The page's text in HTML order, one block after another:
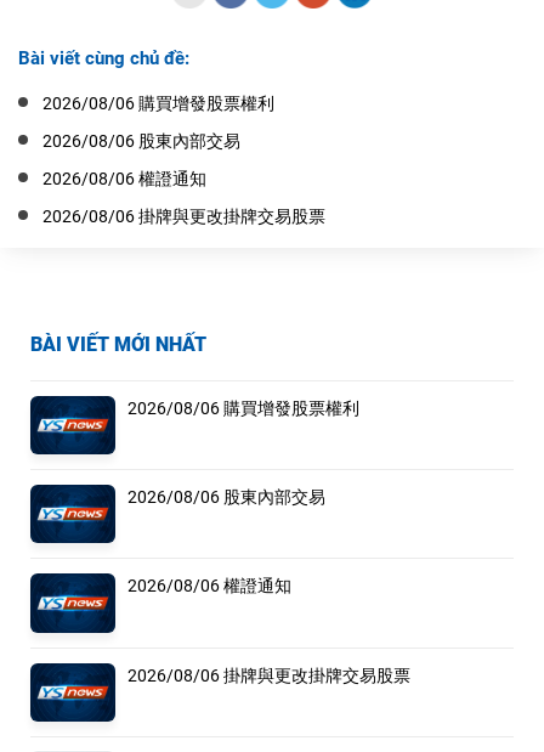
BÀI VIẾT MỚI NHẤT
2026/08/06 購買增發股票權利
2026/08/06 股東內部交易
2026/08/06 權證通知
2026/08/06 掛牌與更改掛牌交易股票
Bài viết cùng chủ đề:
2026/08/06 購買增發股票權利
2026/08/06 股東內部交易
2026/08/06 權證通知
2026/08/06 掛牌與更改掛牌交易股票